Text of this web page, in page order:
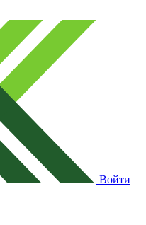
Войти